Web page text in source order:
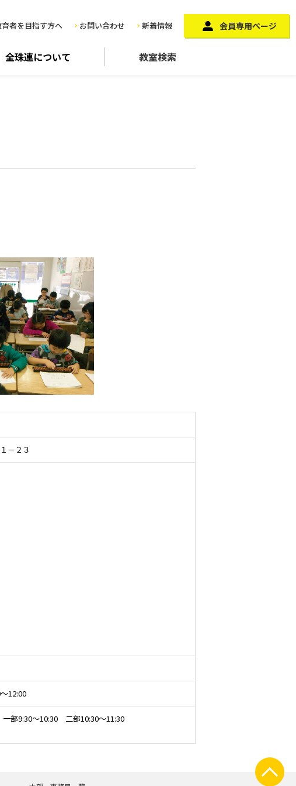
者を目指す方へ お問い合わせ 新着情報 会員専用ページ
全珠連について 教室検索
－２３
12:00
9:30～10:30 二部10:30～11:30